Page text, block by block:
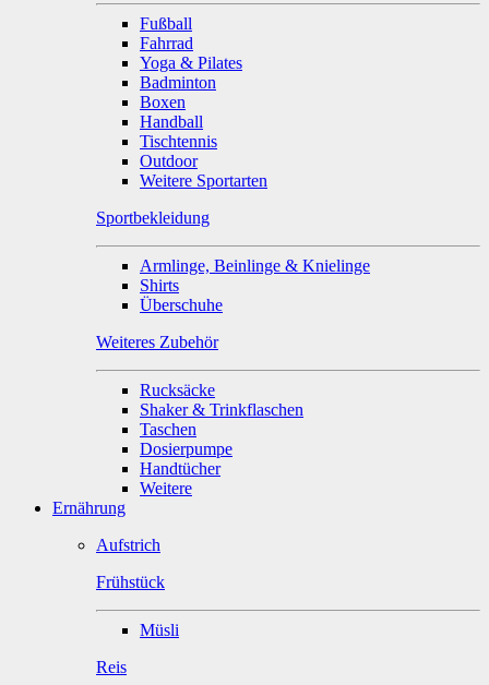
Fußball
Fahrrad
Yoga & Pilates
Badminton
Boxen
Handball
Tischtennis
Outdoor
Weitere Sportarten
Sportbekleidung
Armlinge, Beinlinge & Knielinge
Shirts
Überschuhe
Weiteres Zubehör
Rucksäcke
Shaker & Trinkflaschen
Taschen
Dosierpumpe
Handtücher
Weitere
Ernährung
Aufstrich
Frühstück
Müsli
Reis